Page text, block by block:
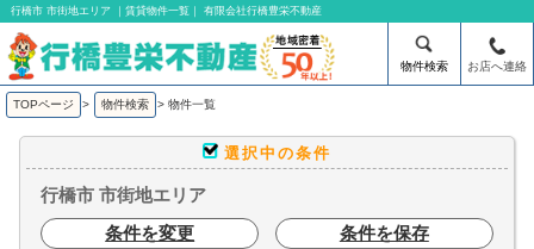
行橋市 市街地エリア ｜賃貸物件一覧｜ 有限会社行橋豊栄不動産
物件検索 お店へ連絡
TOPページ > 物件検索 > 物件一覧
選択中の条件
行橋市 市街地エリア
条件を変更
条件を保存